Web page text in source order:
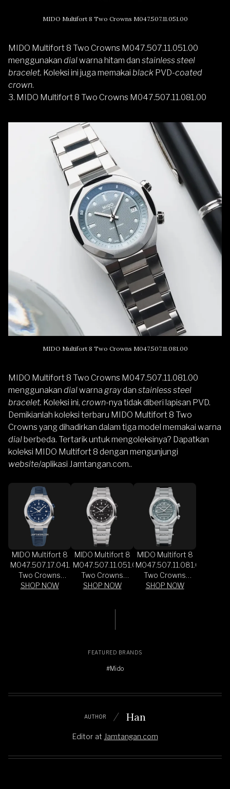
MIDO Multifort 8 Two Crowns M047.507.11.051.00
MIDO Multifort 8 Two Crowns M047.507.11.051.00
menggunakan dialwarna hitam dan stainless steel
bracelet. Koleksi ini juga memakai black PVD-coated
crown.
3. MIDO Multifort 8 Two Crowns M047.507.11.081.00
MIDO Multifort 8 Two Crowns M047.507.11.081.00
MIDO Multifort 8 Two Crowns M047.507.11.081.00
menggunakan dialwarna graydan stainless steel
bracelet. Koleksi ini, crown-nya tidak diberi lapisan PVD.
Demikianlah koleksi terbaru MIDO Multifort 8 Two
Crowns yang dihadirkan dalam tiga model memakai warna
dialberbeda. Tertarik untuk mengoleksinya? Dapatkan
koleksi MIDO Multifort 8 dengan mengunjungi
website/aplikasi Jamtangan.com..
MIDO Multifort 8
M047.507.17.041.00
Two Crowns
Octagonal Blue
SHOP NOW
MIDO Multifort 8
M047.507.11.051.00
Two Crowns
Octagonal Black
SHOP NOW
MIDO Multifort 8
M047.507.11.081.00
Two Crowns
Octagonal Grey
SHOP NOW
FEATURED BRANDS
#Mido
AUTHOR Han
Editor at Jamtangan.com